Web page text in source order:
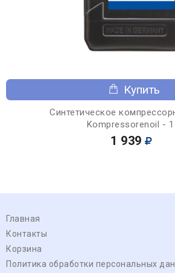
Купить
Синтетическое
Kompressorenoil - 1
1 939
Главная
Контакты
Корзина
Политика обработки персональных